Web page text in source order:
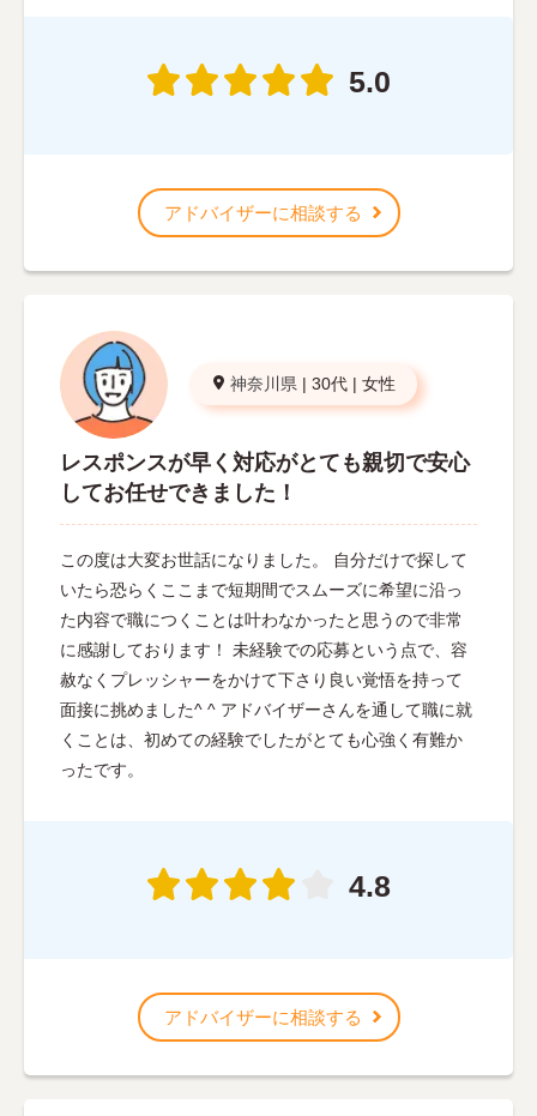
5.0
アドバイザーに相談する
神奈川県 | 30代 | 女性
レスポンスが早く対応がとても親切で安心
してお任せできました！
この度は大変お世話になりました。 自分だけで探して
いたら恐らくここまで短期間でスムーズに希望に沿っ
た内容で職につくことは叶わなかったと思うので非常
に感謝しております！ 未経験での応募という点で、容
赦なくプレッシャーをかけて下さり良い覚悟を持って
面接に挑めました^ ^ アドバイザーさんを通して職に就
くことは、初めての経験でしたがとても心強く有難か
ったです。
4.8
アドバイザーに相談する